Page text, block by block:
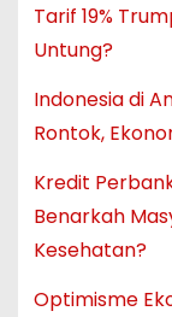
Tarif 19%
Untung?
Indonesia di
Rontok,
Kredit
Benarkah
Kesehatan?
Optimisme